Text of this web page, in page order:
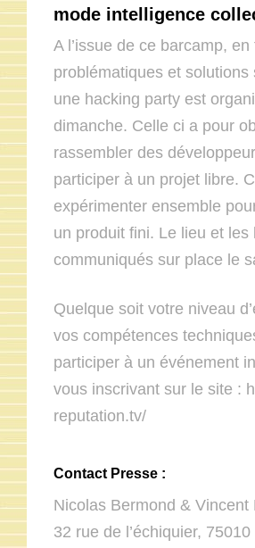
mode intelligence
A l’issue de ce barcamp,
problématiques et solutions
une hacking party est
dimanche. Celle ci a pour
rassembler des
participer à un projet libre.
expérimenter ensemble
un produit fini. Le lieu et les
communiqués sur place le
Quelque soit votre niveau
vos compétences
participer à un événement
vous inscrivant sur le site :
reputation.tv/
Contact Presse :
Nicolas Bermond & Vincent
32 rue de l’échiquier,